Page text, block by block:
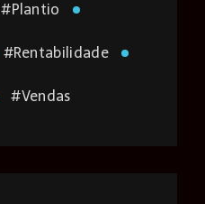
Plantio
#
Rentabilidade
#
Vendas
#